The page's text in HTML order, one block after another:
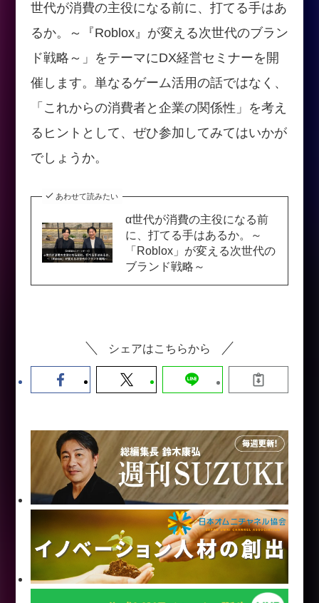
世代が消費の主役になる前に、打てる手はあ
るか。～『Roblox』が変える次世代のブラン
ド戦略～」をテーマにDX経営セミナーを開
催します。単なるゲーム活用の話ではなく、
「これからの消費者と企業の関係性」を考え
るヒントとして、ぜひ参加してみてはいかが
でしょうか。
あわせて読みたい
α世代が消費の主役になる前
に、打てる手はあるか。～
「Roblox」が変える次世代の
ブランド戦略～
シェアはこちらから